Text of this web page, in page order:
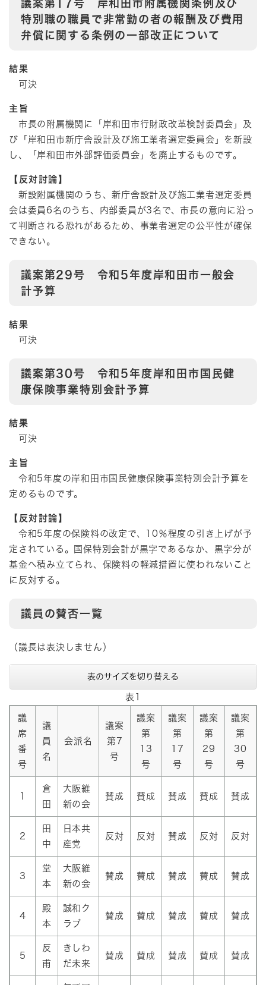
議案第17号 岸和田市附属機関条例及び
特別職の職員で非常勤の者の報酬及び費用
弁償に関する条例の一部改正について
結果
可決
主旨
市長の附属機関に「岸和田市行財政改革検討委員会」及
び「岸和田市新庁舎設計及び施工業者選定委員会」を新設
し、「岸和田市外部評価委員会」を廃止するものです。
【反対討論】
新設附属機関のうち、新庁舎設計及び施工業者選定委員
会は委員6名のうち、内部委員が3名で、市長の意向に沿っ
て判断される恐れがあるため、事業者選定の公平性が確保
できない。
議案第29号 令和5年度岸和田市一般会
計予算
結果
可決
議案第30号 令和5年度岸和田市国民健
康保険事業特別会計予算
結果
可決
主旨
令和5年度の岸和田市国民健康保険事業特別会計予算を
定めるものです。
【反対討論】
令和5年度の保険料の改定で、10％程度の引き上げが予
定されている。国保特別会計が黒字であるなか、黒字分が
基金へ積み立てられ、保険料の軽減措置に使われないこと
に反対する。
議員の賛否一覧
（議長は表決しません）
表のサイズを切り替える
表1
議
席
番
号
議
員
名
会派名
議案
第7
号
議案
第
13
号
議案
第
17
号
議案
第
29
号
議案
第
30
号
倉
田
大阪維
新の会
賛成 賛成 賛成 賛成 賛成
2
田
中
日本共
産党
反対 反対 賛成 反対 反対
3
堂
本
大阪維
新の会
賛成 賛成 賛成 賛成 賛成
4
殿
本
誠和ク
ラブ
賛成 賛成 賛成 賛成 賛成
5
反
甫
きしわ
だ未来
賛成 賛成 賛成 賛成 賛成